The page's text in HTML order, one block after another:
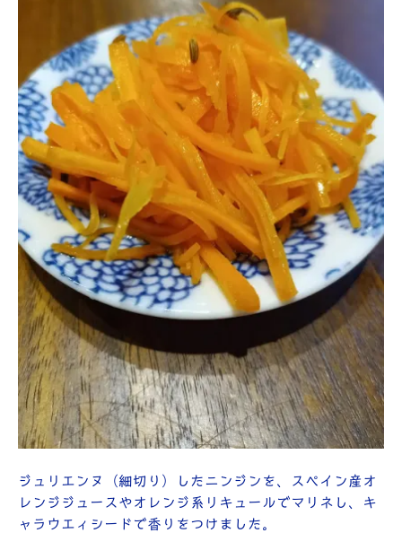
ジュリエンヌ（細切り）したニンジンを、スペイン産オ
レンジジュースやオレンジ系リキュールでマリネし、キ
ャラウエィシードで香りをつけました。